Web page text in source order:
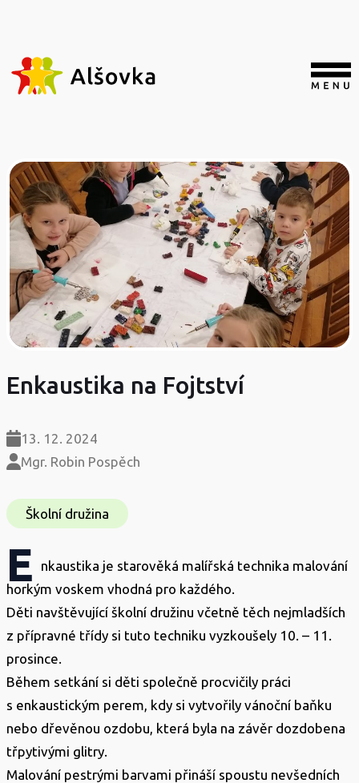
Enkaustika na Fojtství
13. 12. 2024
Mgr. Robin Pospěch
Školní družina
E
nkaustika je starověká malířská technika malování
horkým voskem vhodná pro každého.
Děti navštěvující školní družinu včetně těch nejmladších
z přípravné třídy si tuto techniku vyzkoušely 10. – 11.
prosince.
Během setkání si děti společně procvičily práci
s enkaustickým perem, kdy si vytvořily vánoční baňku
nebo dřevěnou ozdobu, která byla na závěr dozdobena
třpytivými glitry.
Malování pestrými barvami přináší spoustu nevšedních